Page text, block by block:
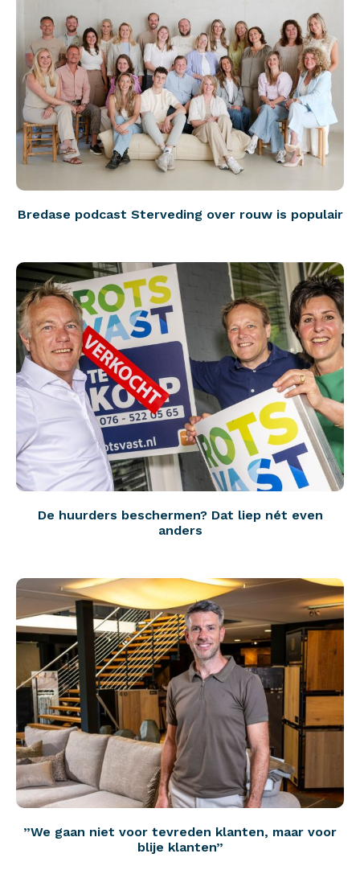
Bredase podcast Sterveding over rouw is populair
De huurders beschermen? Dat liep nét even
anders
”We gaan niet voor tevreden klanten, maar voor
blije klanten”